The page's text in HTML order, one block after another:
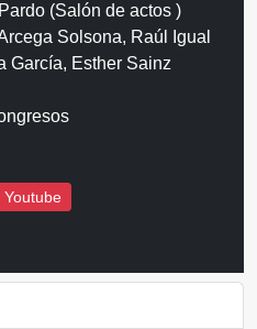
(Salón de actos )
Solsona, Raúl Igual
García, Esther Sainz
Youtube